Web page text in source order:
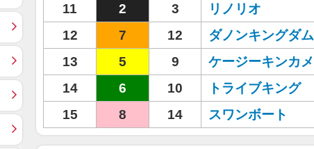
11
2 3 リノリオ
12
7 12 ダノンキングダム
13
5 9 ケージーキンカメ
14
6 10 トライブキング
15
8 14 スワンボート